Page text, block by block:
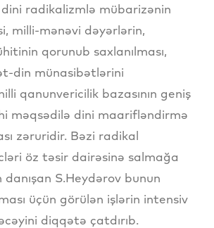
dini radikalizmlə mübarizənin
milli-mənəvi dəyərlərin,
qorunub saxlanılması,
din münasibətlərini
qanunvericilik bazasının geniş
məqsədilə dini maarifləndirmə
zəruridir. Bəzi radikal
öz təsir dairəsinə salmağa
danışan S.Heydərov bunun
üçün görülən işlərin intensiv
diqqətə çatdırıb.